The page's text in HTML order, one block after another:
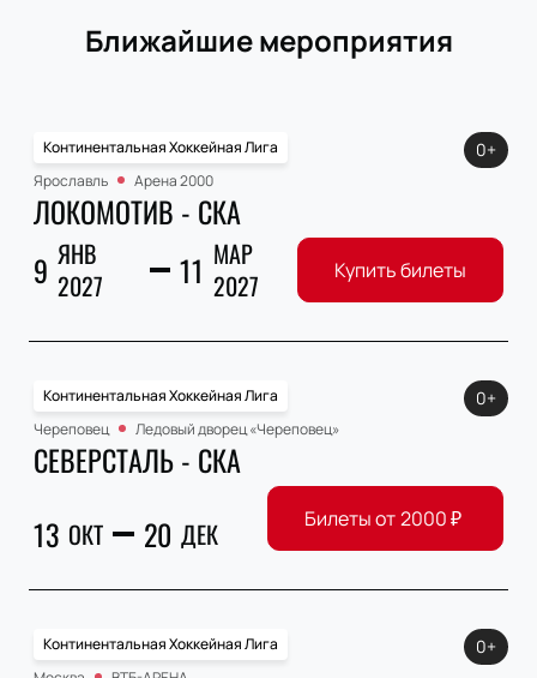
Ближайшие мероприятия
Континентальная Хоккейная Лига
Ярославль
Арена 2000
ЛОКОМОТИВ - СКА
9 ЯНВ
2027
11 МАР
2027
0+
Купить билеты
Континентальная Хоккейная Лига
Череповец
Ледовый дворец «Череповец»
СЕВЕРСТАЛЬ - СКА
13 ОКТ 20 ДЕК
0+
Билеты от2000₽
Континентальная Хоккейная Лига
0+